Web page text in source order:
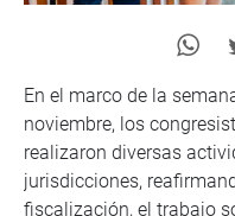
En el marco de la
noviembre, los
realizaron diversas
jurisdicciones,
fiscalización, el trabajo